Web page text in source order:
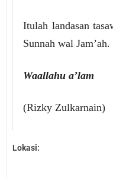
Itulah landasan
Sunnah wal Jam’ah.
Waallahu a’lam
(Rizky Zulkarnain)
Lokasi: